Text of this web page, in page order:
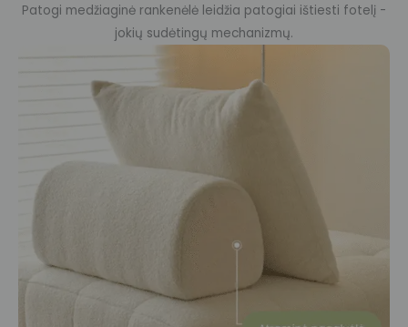
Patogi medžiaginė rankenėlė leidžia patogiai ištiesti fotelį -
jokių sudėtingų mechanizmų.